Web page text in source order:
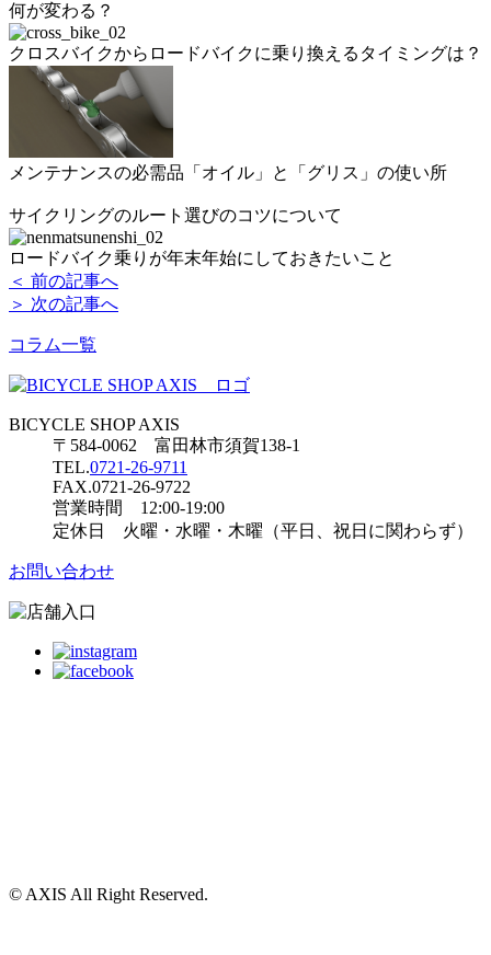
何が変わる？
クロスバイクからロードバイクに乗り換えるタイミングは？
メンテナンスの必需品「オイル」と「グリス」の使い所
サイクリングのルート選びのコツについて
ロードバイク乗りが年末年始にしておきたいこと
＜ 前の記事へ
＞ 次の記事へ
コラム一覧
BICYCLE SHOP AXIS
〒584-0062 富田林市須賀138-1
TEL.0721-26-9711
FAX.0721-26-9722
営業時間 12:00-19:00
定休日 火曜・水曜・木曜（平日、祝日に関わらず）
お問い合わせ
© AXIS All Right Reserved.